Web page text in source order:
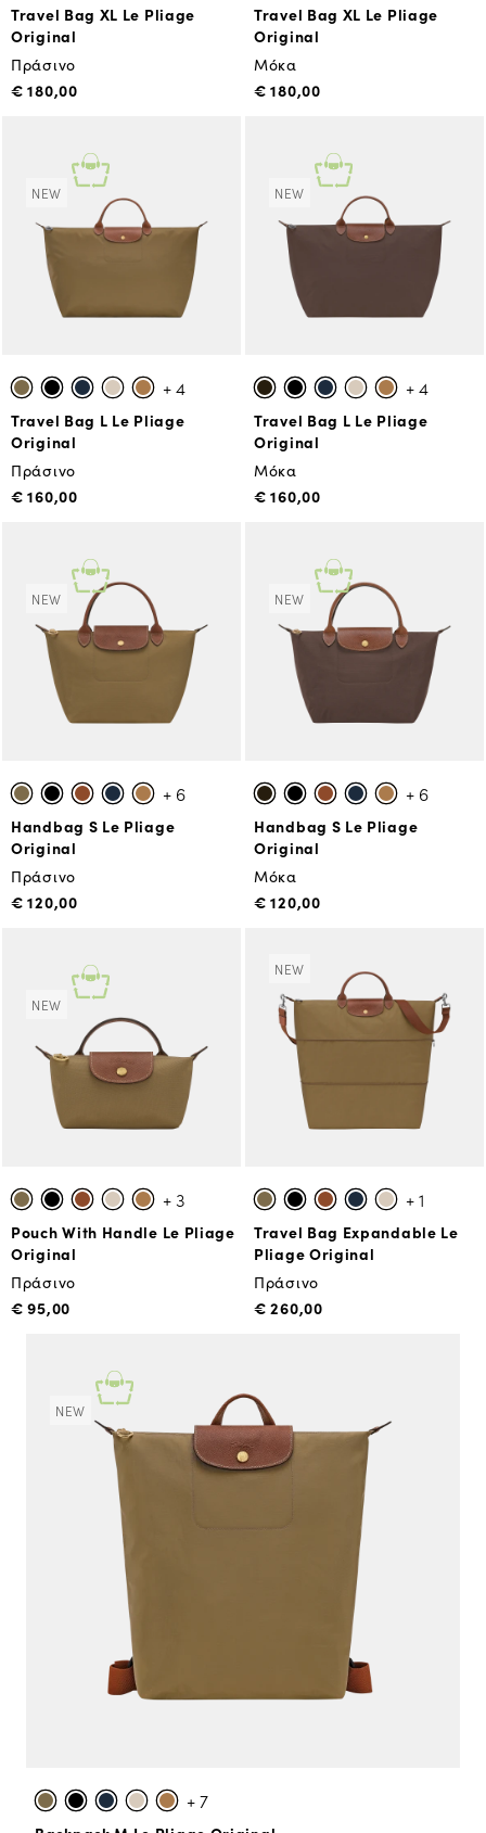
Travel Bag XL Le Pliage
Original
Πράσινο
€ 180,00
Travel Bag XL Le Pliage
Original
Μόκα
€ 180,00
NEW
+ 4
Travel Bag L Le Pliage
Original
Πράσινο
€ 160,00
NEW
+ 4
Travel Bag L Le Pliage
Original
Μόκα
€ 160,00
NEW
+ 6
Handbag S Le Pliage
Original
Πράσινο
€ 120,00
NEW
+ 6
Handbag S Le Pliage
Original
Μόκα
€ 120,00
NEW
+ 3
Pouch With Handle Le Pliage
Original
Πράσινο
€ 95,00
NEW
+ 1
Travel Bag Expandable Le
Pliage Original
Πράσινο
€ 260,00
NEW
+ 7